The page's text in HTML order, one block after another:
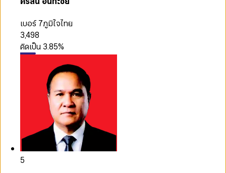
เบอร์ 7ภูมิใจไทย
3,498
คิดเป็น 3.85%
5